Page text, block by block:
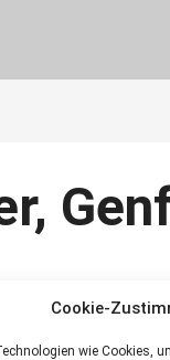
Cookie-
wie Cookies,